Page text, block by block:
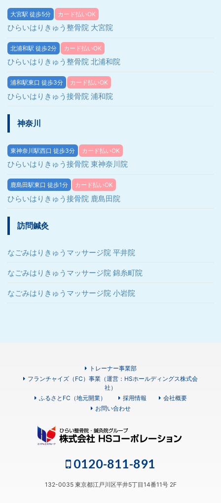
大宮駅 徒歩5分 カード払いOK
ひらいはりきゅう整骨院 大宮院
北浦和駅 徒歩2分 カード払いOK
ひらいはりきゅう整骨院 北浦和院
浦和駅東口 徒歩3分 カード払いOK
ひらいはりきゅう接骨院 浦和院
神奈川
東神奈川駅西口 徒歩3分 カード払いOK
ひらいはりきゅう接骨院 東神奈川院
鹿島田駅東口 徒歩1分 カード払いOK
ひらいはりきゅう接骨院 鹿島田院
訪問鍼灸
なごみはりきゅうマッサージ院 平井院
なごみはりきゅうマッサージ院 錦糸町院
なごみはりきゅうマッサージ院 小岩院
トレーナー事業部
フランチャイズ（FC）事業（運営：HSホールディングス株式会
社）
ふるさとFC（地元開業）
採用情報
会社概要
お問い合わせ
0120-811-891
132-0035 東京都江戸川区平井5丁目14番11号 2F